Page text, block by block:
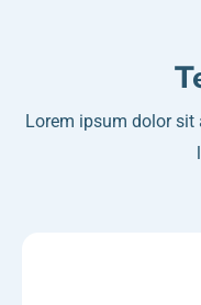
Lorem ipsum dolor